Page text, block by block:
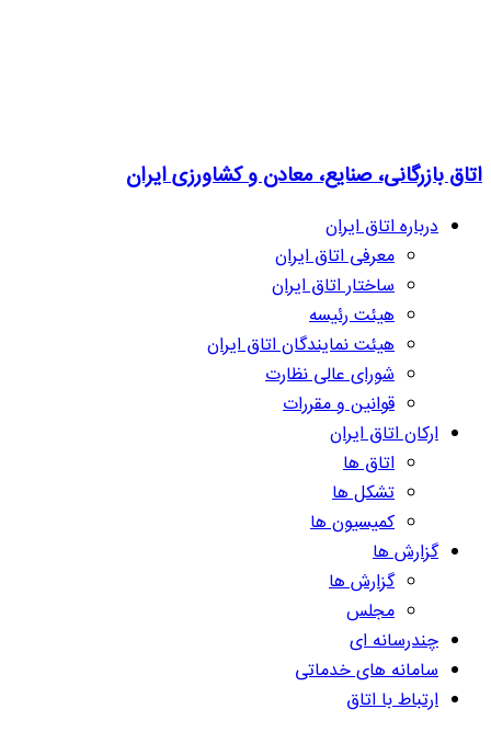
اتاق بازرگانی، صنایع، معادن و کشاورزی ایران
درباره اتاق ایران
معرفی اتاق ایران
ساختار اتاق ایران
هیئت رئیسه
هیئت نمایندگان اتاق ایران
شورای عالی نظارت
قوانین و مقررات
ارکان اتاق ایران
اتاق ها
تشکل ها
کمیسیون ها
گزارش ها
گزارش ها
مجلس
چندرسانه ای
سامانه های خدماتی
ارتباط با اتاق